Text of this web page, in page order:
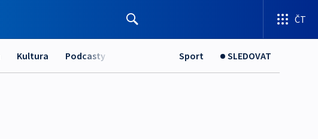
ČT
Kultura Podcasty Sport SLEDOVAT